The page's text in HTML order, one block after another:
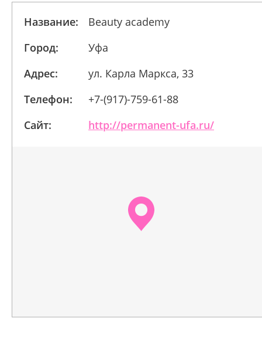
Название:
Beauty academy
Город:
Уфа
Адрес:
ул. Карла Маркса, 33
Телефон:
+7-(917)-759-61-88
Сайт:
http://permanent-ufa.ru/